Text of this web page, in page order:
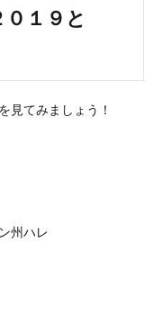
１９と
見てみましょう！
州ハレ